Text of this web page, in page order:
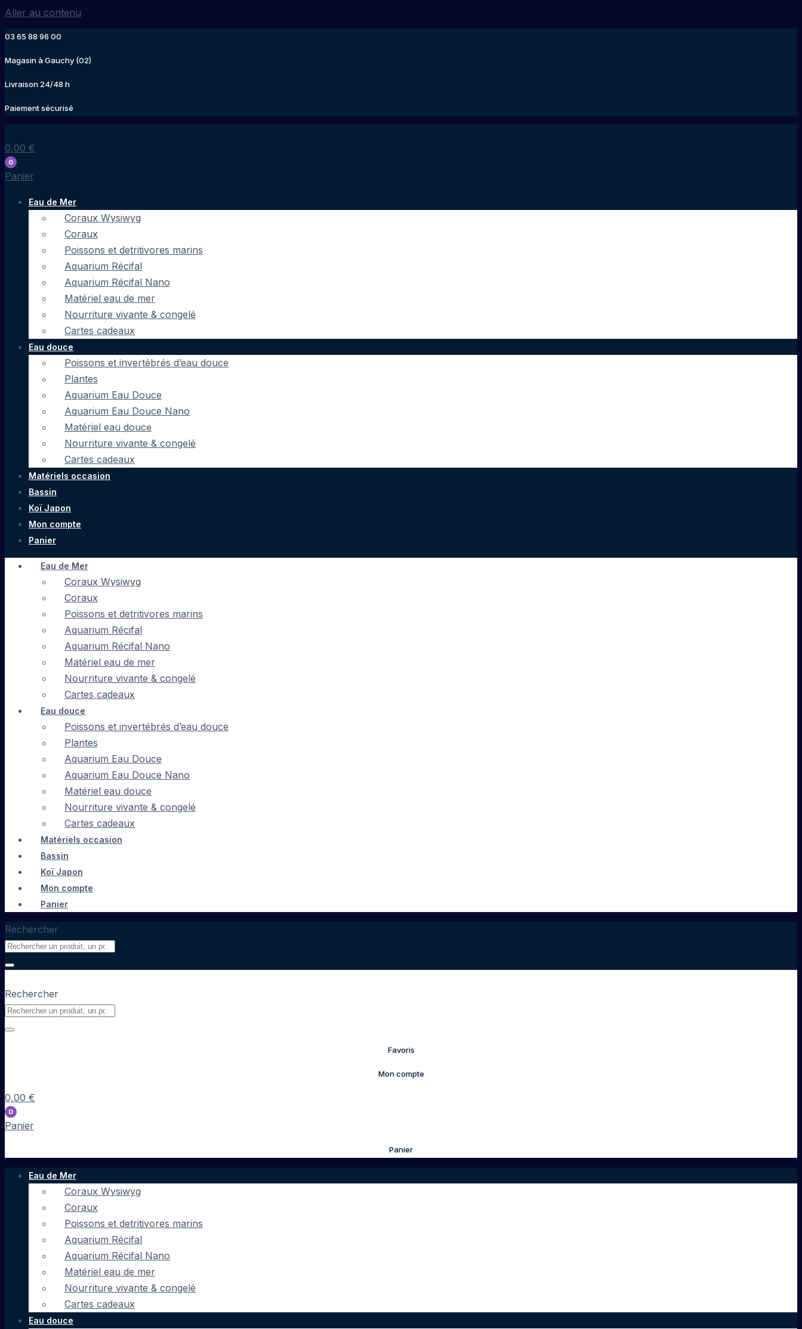
Aller au contenu
03 65 88 96 00
Magasin à Gauchy (02)
Livraison 24/48 h
Paiement sécurisé
0,00 €
0
Panier
Eau de Mer
Coraux Wysiwyg
Coraux
Poissons et detritivores marins
Aquarium Récifal
Aquarium Récifal Nano
Matériel eau de mer
Nourriture vivante & congelé
Cartes cadeaux
Eau douce
Poissons et invertébrés d’eau douce
Plantes
Aquarium Eau Douce
Aquarium Eau Douce Nano
Matériel eau douce
Nourriture vivante & congelé
Cartes cadeaux
Matériels occasion
Bassin
Koï Japon
Mon compte
Panier
Eau de Mer
Coraux Wysiwyg
Coraux
Poissons et detritivores marins
Aquarium Récifal
Aquarium Récifal Nano
Matériel eau de mer
Nourriture vivante & congelé
Cartes cadeaux
Eau douce
Poissons et invertébrés d’eau douce
Plantes
Aquarium Eau Douce
Aquarium Eau Douce Nano
Matériel eau douce
Nourriture vivante & congelé
Cartes cadeaux
Matériels occasion
Bassin
Koï Japon
Mon compte
Panier
Rechercher
Rechercher
Favoris
Mon compte
0,00 €
0
Panier
Panier
Eau de Mer
Coraux Wysiwyg
Coraux
Poissons et detritivores marins
Aquarium Récifal
Aquarium Récifal Nano
Matériel eau de mer
Nourriture vivante & congelé
Cartes cadeaux
Eau douce